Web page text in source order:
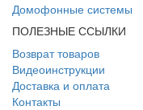
Домофонные системы
ПОЛЕЗНЫЕ ССЫЛКИ
Возврат товаров
Видеоинструкции
Доставка и оплата
Контакты